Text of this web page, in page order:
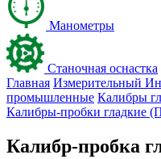
Манометры
Станочная оснастка
Главная Измерительный
промышленные Калибры
Калибры-пробки гладкие
Калибр-пробка